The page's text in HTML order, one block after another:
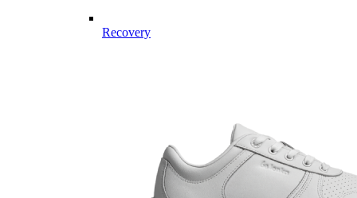
Recovery